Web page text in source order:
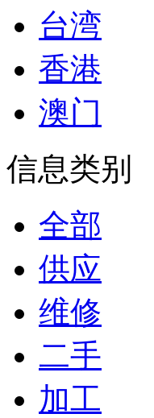
台湾
香港
澳门
信息类别
全部
供应
维修
二手
加工